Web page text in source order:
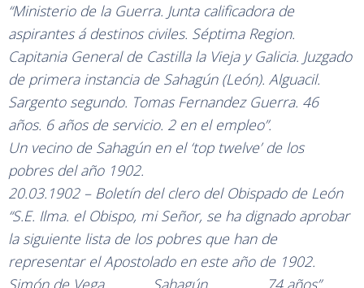
“Ministerio de la Guerra. Junta calificadora de
aspirantes á destinos civiles. Séptima Region.
Capitania General de Castilla la Vieja y Galicia. Juzgado
de primera instancia de Sahagún (León). Alguacil.
Sargento segundo. Tomas Fernandez Guerra. 46
años. 6 años de servicio. 2 en el empleo”.
Un vecino de Sahagún en el ‘top twelve’ de los
pobres del año 1902.
20.03.1902 – Boletín del clero del Obispado de León
“S.E. Ilma. el Obispo, mi Señor, se ha dignado aprobar
la siguiente lista de los pobres que han de
representar el Apostolado en este año de 1902.
Simón de Vega…………..Sahagún……………..74 años”.